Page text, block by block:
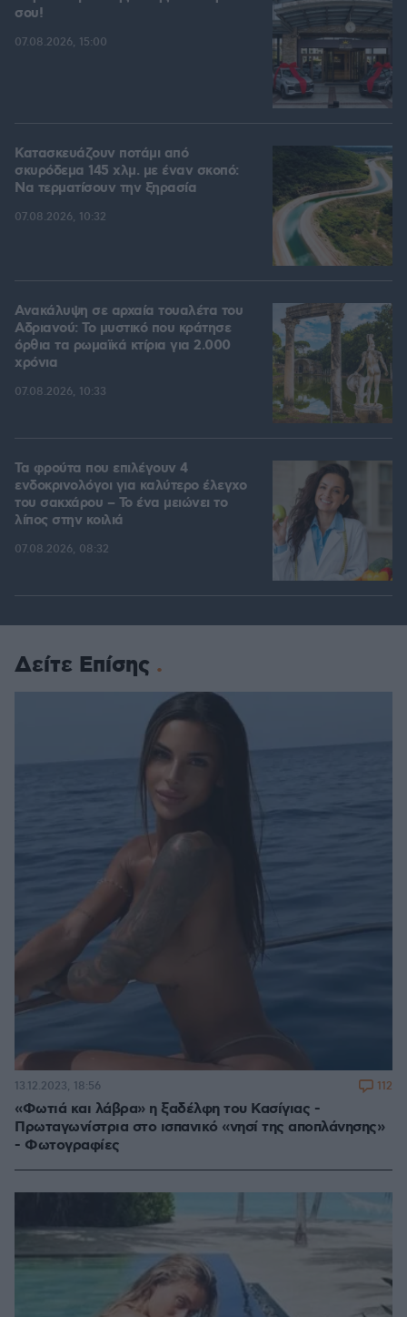
σου!
07.08.2026, 15:00
Κατασκευάζουν ποτάμι από
σκυρόδεμα 145 χλμ. με έναν σκοπό:
Να τερματίσουν την ξηρασία
07.08.2026, 10:32
Ανακάλυψη σε αρχαία τουαλέτα του
Αδριανού: Το μυστικό που κράτησε
όρθια τα ρωμαϊκά κτίρια για 2.000
χρόνια
07.08.2026, 10:33
Τα φρούτα που επιλέγουν 4
ενδοκρινολόγοι για καλύτερο έλεγχο
του σακχάρου – Το ένα μειώνει το
λίπος στην κοιλιά
07.08.2026, 08:32
Δείτε Επίσης
«Φωτιά και λάβρα» η ξαδέλφη του Κασίγιας -
Πρωταγωνίστρια στο ισπανικό «νησί της αποπλάνησης»
- Φωτογραφίες
13.12.2023, 18:56 112